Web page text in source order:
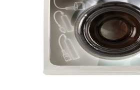
CARRITO